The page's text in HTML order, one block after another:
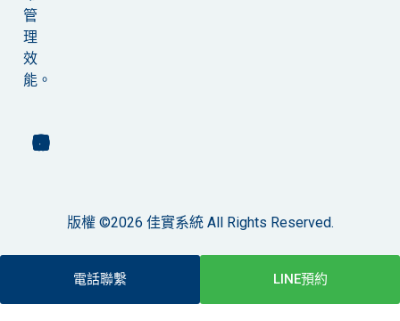
管
理
效
能。
版權 ©2026 佳實系統 All Rights Reserved.
電話聯繫 LINE預約